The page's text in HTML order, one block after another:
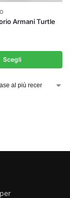
Armani Turtle
Scegli